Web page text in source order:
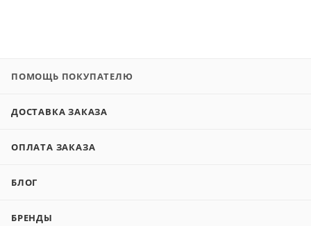
ПОМОЩЬ ПОКУПАТЕЛЮ
ДОСТАВКА ЗАКАЗА
ОПЛАТА ЗАКАЗА
БЛОГ
БРЕНДЫ